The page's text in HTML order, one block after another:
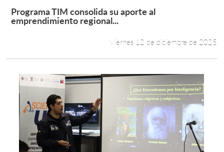
Leer más +
Programa TIM consolida su aporte al
emprendimiento regional...
Viernes 12 de diciembre de 2025